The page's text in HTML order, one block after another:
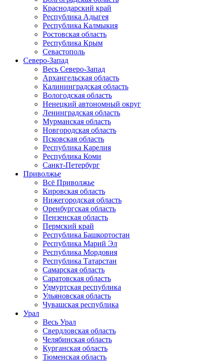
Краснодарский край
Республика Адыгея
Республика Калмыкия
Ростовская область
Республика Крым
Севастополь
Северо-Запад
Весь Северо-Запад
Архангельская область
Калининградская область
Вологодская область
Ненецкий автономный округ
Ленинградская область
Мурманская область
Новгородская область
Псковская область
Республика Карелия
Республика Коми
Санкт-Петербург
Приволжье
Всё Приволжье
Кировская область
Нижегородская область
Оренбургская область
Пензенская область
Пермский край
Республика Башкортостан
Республика Марий Эл
Республика Мордовия
Республика Татарстан
Самарская область
Саратовская область
Удмуртская республика
Ульяновская область
Чувашская республика
Урал
Весь Урал
Свердловская область
Челябинская область
Курганская область
Тюменская область